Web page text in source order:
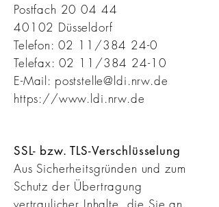
Postfach 20 04 44
40102 Düsseldorf
Telefon: 02 11/384 24-0
Telefax: 02 11/384 24-10
E-Mail: poststelle@ldi.nrw.de
https://www.ldi.nrw.de
SSL- bzw. TLS-Verschlüsselung
Aus Sicherheitsgründen und zum
Schutz der Übertragung